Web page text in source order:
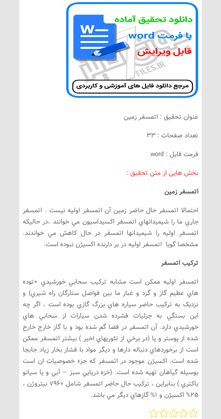
عنوان تحقیق : اتمسفر زمین
تعداد صفحات : 33
فرمت فایل : word
بخش هایی از متن تحقیق :
اتمسفر زمين
احتمالا اتمسفر حال حاضر زمين آن اتمسفر اوليه نيست . اتمسفر
جاري ما را شيميدانهاي اتمسفر اکسيداسيون مي خوانند ،در حاليکه
اتمسفر اوليه را شيميدانها اتمسفر در حال کاهش مي خواندند.
مشخصا گويا اتمسفر اوليه در بر دارنده اکسيژن نبوده است.
ترکيب اتمسفر
اتمسفر اوليه ممکن است مشابه ترکيب سحابي خورشيدي 0توده
هاي عظيم گاز و گرد و غبار ما بين فواصل ستارگان راه شيري) و
نزديک به ترکيب حاضر سياره هاي بزرگ گازي بوده است ، اگر چه
اين بستگي به جزئيات فشرده شدن سيارات از سحابي هاي
خورشيدي دارد. آن اتمسفر در فضا گم شده بود و با گاز خارج خارج
شده از پوستر و يا (در برخي از تئوريهاي اخير ) بيشتر اتمسفر ممکن
است از برخوردهاي دنباله دارها و ديگر مواد با فشار بخار زياد جابجا
شده است. اکسيژن موجود در اتمسفر که جزء خصوصيات ان است
بوسيله گياهان تهيه شده است. (خزه دريايي سبز – آبي و يا سيانو
باکتري ) بنابراين ، ترکيب حال حاضر اتمسفر شامل 7960 نيتروژن ،
25% اکسيژن و 1% گازهاي ديگر مي باشد.